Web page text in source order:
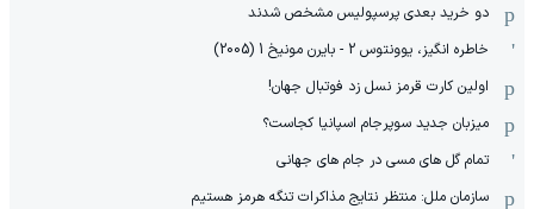
دو خرید بعدی پرسپولیس مشخص شدند
خاطره انگیز، یوونتوس 2 - بایرن مونیخ 1 (2005)
اولین کارت قرمز نسل زد فوتبال جهان!
میزبان جدید سوپرجام اسپانیا کجاست؟
تمام گل های مسی در جام های جهانی
سازمان ملل: منتظر نتایج مذاکرات تنگه هرمز هستیم